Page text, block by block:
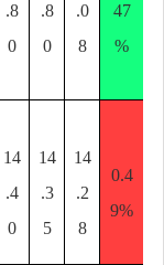
.8
0
.8
0
.0
8
47
%
14
.4
0
14
.3
5
14
.2
8
0.4
9%